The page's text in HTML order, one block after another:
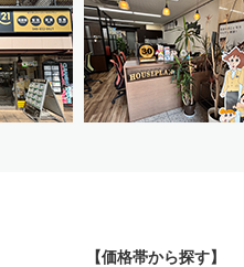
【価格帯から探す】